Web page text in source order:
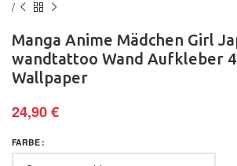
Manga Anime Mädchen Girl
wandtattoo Wand Aufkleber
Wallpaper
24,90€
FARBE